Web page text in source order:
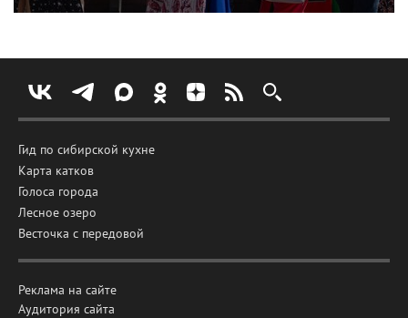
Гид по сибирской кухне
Карта катков
Голоса города
Лесное озеро
Весточка с передовой
Реклама на сайте
Аудитория сайта